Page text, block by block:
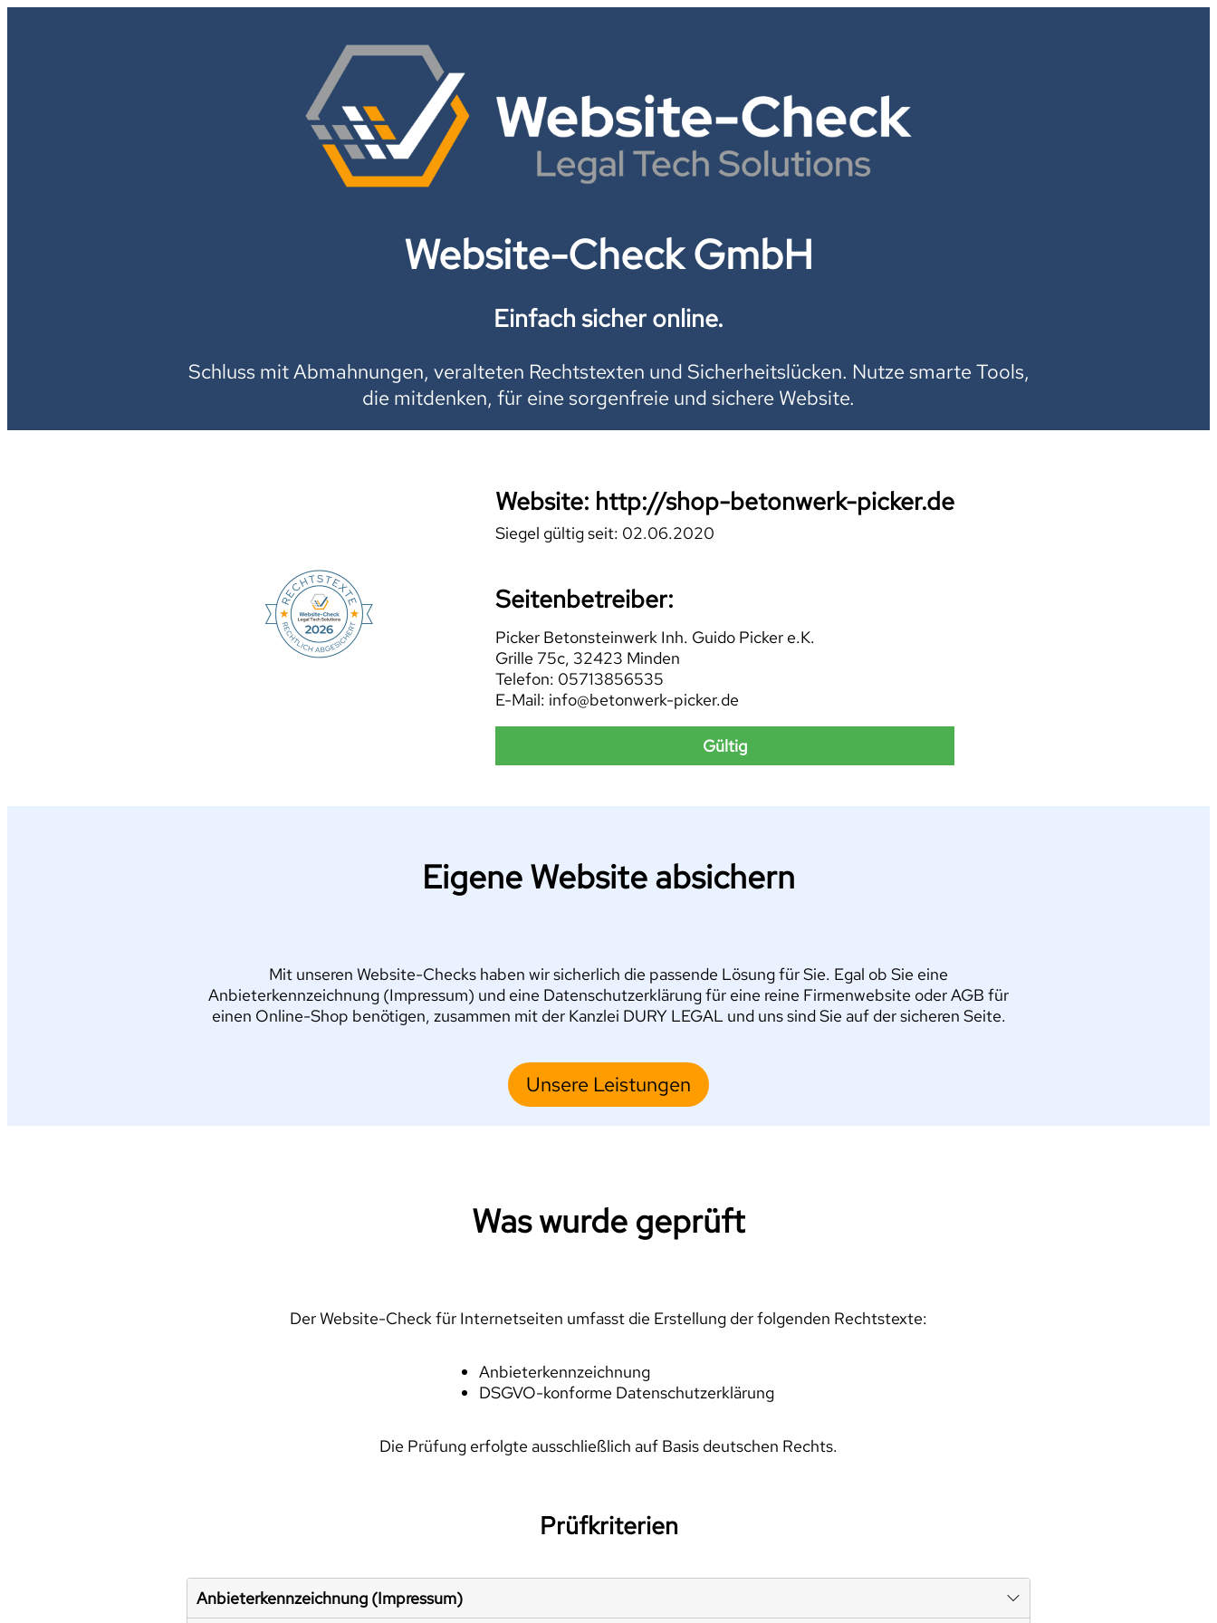
Website-Check GmbH
Einfach sicher online.
Schluss mit Abmahnungen, veralteten Rechtstexten und Sicherheitslücken. Nutze smarte Tools,
die mitdenken, für eine sorgenfreie und sichere Website.
Website: http://shop-betonwerk-picker.de
Siegel gültig seit: 02.06.2020
Seitenbetreiber:
Picker Betonsteinwerk Inh. Guido Picker e.K.
Grille 75c, 32423 Minden
Telefon: 05713856535
E-Mail: info@betonwerk-picker.de
Gültig
Eigene Website absichern
Mit unseren Website-Checks haben wir sicherlich die passende Lösung für Sie. Egal ob Sie eine
Anbieterkennzeichnung (Impressum) und eine Datenschutzerklärung für eine reine Firmenwebsite oder AGB für
einen Online-Shop benötigen, zusammen mit der Kanzlei DURY LEGAL und uns sind Sie auf der sicheren Seite.
Unsere Leistungen
Was wurde geprüft
Der Website-Check für Internetseiten umfasst die Erstellung der folgenden Rechtstexte:
Anbieterkennzeichnung
DSGVO-konforme Datenschutzerklärung
Die Prüfung erfolgte ausschließlich auf Basis deutschen Rechts.
Prüfkriterien
Anbieterkennzeichnung (Impressum)